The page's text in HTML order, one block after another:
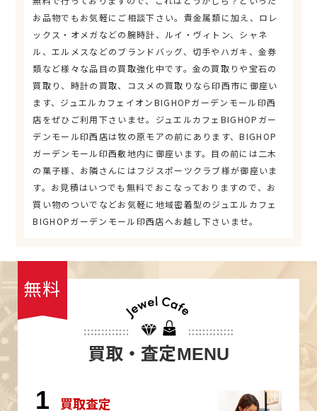
お品物でもお気軽にご相談下さい。貴金属類に加え、ロレ
ックス・オメガなどの腕時計、ルイ・ヴィトン、シャネ
ル、エルメスなどのブランドバッグ、切手やハガキ、金券
類など様々な品目の買取強化中です。金の買取りや宝石の
買取り、時計の買取、コスメの買取りなら印西市に御座い
ます、ジュエルカフェイオンBIGHOPガーデンモール印西
店をぜひご利用下さいませ。ジュエルカフェBIGHOPガー
デンモール印西店は牧の原モアの前にあります、BIGHOP
ガーデンモール印西敷地内に御座います。目の前には二木
の菓子様、お隣さんにはフジスポーツクラブ様が御座いま
す。お見積はいつでも無料でおこなっておりますので、お
買い物のついでなどお気軽に地域密着型のジュエルカフェ
BIGHOPガーデンモール印西店へお越し下さいませ。
無料
買取・査定MENU
1 買取査定